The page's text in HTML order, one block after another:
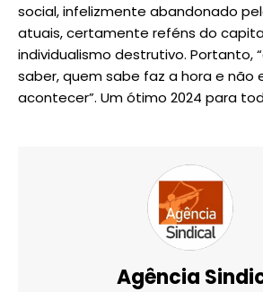
social, infelizmente abandonado
atuais, certamente reféns do
individualismo destrutivo. Portanto,
saber, quem sabe faz a hora e não
acontecer”. Um ótimo 2024 para
Agência